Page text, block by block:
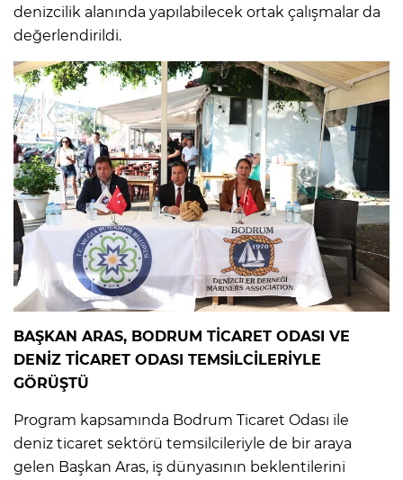
denizcilik alanında yapılabilecek ortak çalışmalar da
değerlendirildi.
BAŞKAN ARAS, BODRUM TİCARET ODASI VE
DENİZ TİCARET ODASI TEMSİLCİLERİYLE
GÖRÜŞTÜ
Program kapsamında Bodrum Ticaret Odası ile
deniz ticaret sektörü temsilcileriyle de bir araya
gelen Başkan Aras, iş dünyasının beklentilerini